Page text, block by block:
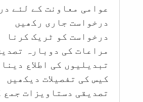
عوامی معاونت کے لئے
درخواست جاری رکھیں
درخواست کو ٹریک کرنا
مراعات کی دوبارہ
تبدیلیوں کی اطلاع دینا
کیس کی تفصیلات دیکھیں
تصدیقی دستاویزات جمع